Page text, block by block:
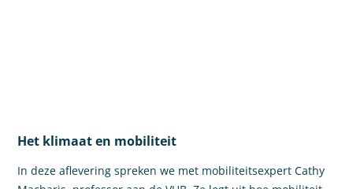
Het klimaat en mobiliteit
In deze aflevering spreken we met mobiliteitsexpert Cathy